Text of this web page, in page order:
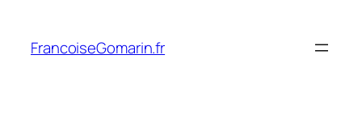
contenu
FrancoiseGomarin.fr